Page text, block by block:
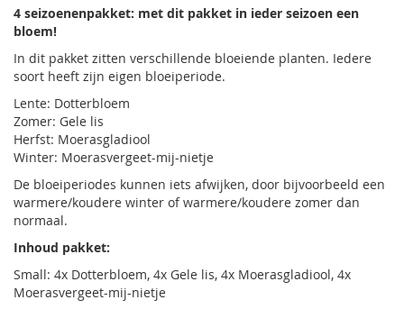
4 seizoenenpakket: met dit pakket in ieder seizoen een
bloem!
In dit pakket zitten verschillende bloeiende planten. Iedere
soort heeft zijn eigen bloeiperiode.
Lente: Dotterbloem
Zomer: Gele lis
Herfst: Moerasgladiool
Winter: Moerasvergeet-mij-nietje
De bloeiperiodes kunnen iets afwijken, door bijvoorbeeld een
warmere/koudere winter of warmere/koudere zomer dan
normaal.
Inhoud pakket:
Small: 4x Dotterbloem, 4x Gele lis, 4x Moerasgladiool, 4x
Moerasvergeet-mij-nietje